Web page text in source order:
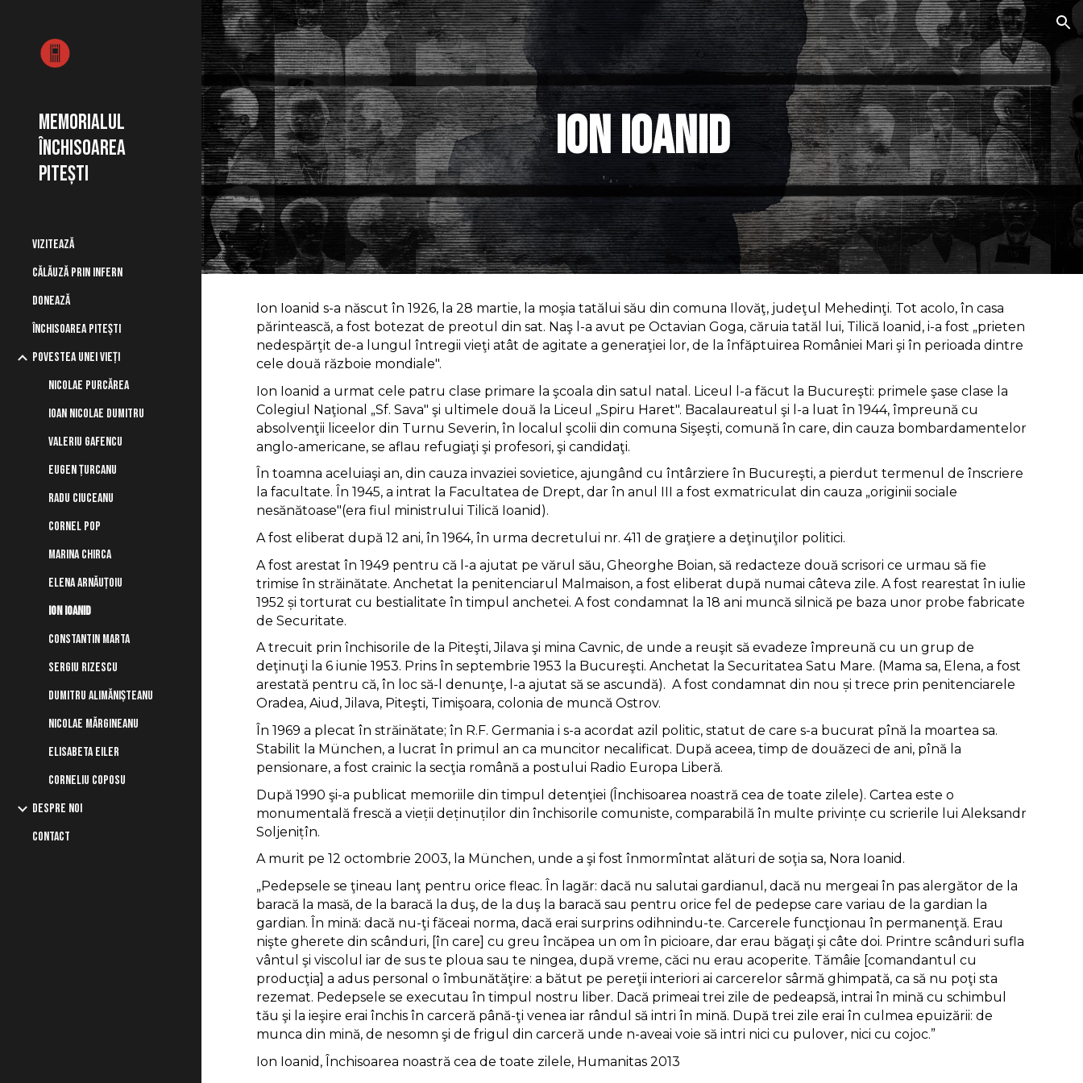
Skip to main content Skip to navigation
Memorialul
Închisoarea
Pitești
VIZITEAZĂ
CĂLĂUZĂ PRIN INFERN
DONEAZĂ
ÎNCHISOAREA PITEȘTI
POVESTEA UNEI VIEȚI
NICOLAE PURCĂREA
IOAN NICOLAE DUMITRU
VALERIU GAFENCU
EUGEN ȚURCANU
RADU CIUCEANU
CORNEL POP
MARINA CHIRCA
ELENA ARNĂUȚOIU
ION IOANID
CONSTANTIN MARTA
SERGIU RIZESCU
DUMITRU ALIMĂNIȘTEANU
NICOLAE MĂRGINEANU
ELISABETA EILER
CORNELIU COPOSU
DESPRE NOI
CONTACT
ion ioanid
Ion Ioanid s-a născut în 1926, la 28 martie, la moşia tatălui său din comuna Ilovăţ, judeţul Mehedinţi. Tot acolo, în casa
părintească, a fost botezat de preotul din sat. Naş l-a avut pe Octavian Goga, căruia tatăl lui, Tilică Ioanid, i-a fost „prieten
nedespărţit de-a lungul întregii vieţi atât de agitate a generaţiei lor, de la înfăptuirea României Mari şi în perioada dintre
cele două războie mondiale".
Ion Ioanid a urmat cele patru clase primare la şcoala din satul natal. Liceul l-a făcut la Bucureşti: primele şase clase la
Colegiul Naţional „Sf. Sava" şi ultimele două la Liceul „Spiru Haret". Bacalaureatul şi l-a luat în 1944, împreună cu
absolvenţii liceelor din Turnu Severin, în localul şcolii din comuna Sişeşti, comună în care, din cauza bombardamentelor
anglo-americane, se aflau refugiaţi şi profesori, şi candidaţi.
În toamna aceluiaşi an, din cauza invaziei sovietice, ajungând cu întârziere în Bucureşti, a pierdut termenul de înscriere
la facultate. În 1945, a intrat la Facultatea de Drept, dar în anul III a fost exmatriculat din cauza „originii sociale
nesănătoase"(era fiul ministrului Tilică Ioanid).
A fost eliberat după 12 ani, în 1964, în urma decretului nr. 411 de graţiere a deţinuţilor politici.
A fost arestat în 1949 pentru că l-a ajutat pe vărul său, Gheorghe Boian, să redacteze două scrisori ce urmau să fie
trimise în străinătate. Anchetat la penitenciarul Malmaison, a fost eliberat după numai câteva zile. A fost rearestat în iulie
1952 și torturat cu bestialitate în timpul anchetei. A fost condamnat la 18 ani muncă silnică pe baza unor probe fabricate
de Securitate.
A trecuit prin închisorile de la Piteşti, Jilava şi mina Cavnic, de unde a reuşit să evadeze împreună cu un grup de
deţinuţi la 6 iunie 1953. Prins în septembrie 1953 la Bucureşti. Anchetat la Securitatea Satu Mare. (Mama sa, Elena, a fost
arestată pentru că, în loc să-l denunţe, l-a ajutat să se ascundă). A fost condamnat din nou și trece prin penitenciarele
Oradea, Aiud, Jilava, Piteşti, Timişoara, colonia de muncă Ostrov.
În 1969 a plecat în străinătate; în R.F. Germania i s-a acordat azil politic, statut de care s-a bucurat pînă la moartea sa.
Stabilit la München, a lucrat în primul an ca muncitor necalificat. După aceea, timp de douăzeci de ani, pînă la
pensionare, a fost crainic la secţia română a postului Radio Europa Liberă.
După 1990 şi-a publicat memoriile din timpul detenţiei (Închisoarea noastră cea de toate zilele). Cartea este o
monumentală frescă a vieții deținuților din închisorile comuniste, comparabilă în multe privințe cu scrierile lui Aleksandr
Soljenițîn.
A murit pe 12 octombrie 2003, la München, unde a şi fost înmormîntat alături de soţia sa, Nora Ioanid.
„Pedepsele se ţineau lanţ pentru orice fleac. În lagăr: dacă nu salutai gardianul, dacă nu mergeai în pas alergător de la
baracă la masă, de la baracă la duş, de la duş la baracă sau pentru orice fel de pedepse care variau de la gardian la
gardian. În mină: dacă nu-ţi făceai norma, dacă erai surprins odihnindu-te. Carcerele funcţionau în permanenţă. Erau
nişte gherete din scânduri, [în care] cu greu încăpea un om în picioare, dar erau băgaţi şi câte doi. Printre scânduri sufla
vântul şi viscolul iar de sus te ploua sau te ningea, după vreme, căci nu erau acoperite. Tămâie [comandantul cu
producţia] a adus personal o îmbunătăţire: a bătut pe pereţii interiori ai carcerelor sârmă ghimpată, ca să nu poţi sta
rezemat. Pedepsele se executau în timpul nostru liber. Dacă primeai trei zile de pedeapsă, intrai în mină cu schimbul
tău şi la ieşire erai închis în carceră până-ţi venea iar rândul să intri în mină. După trei zile erai în culmea epuizării: de
munca din mină, de nesomn şi de frigul din carceră unde n-aveai voie să intri nici cu pulover, nici cu cojoc.”
Ion Ioanid, Închisoarea noastră cea de toate zilele, Humanitas 2013